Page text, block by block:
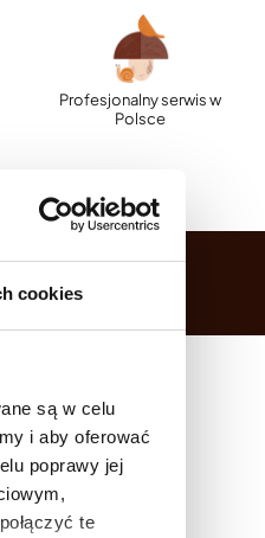
cookies
są w celu
i aby oferować
poprawy jej
te
Profesjonalny serwis w
Polsce